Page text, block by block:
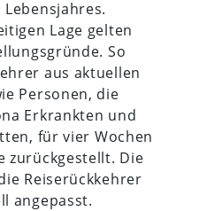
Lage gelten
So
aus aktuellen
Personen, die
Erkrankten und
für vier Wochen
zurückgestellt. Die
Reiserückkehrer
angepasst.